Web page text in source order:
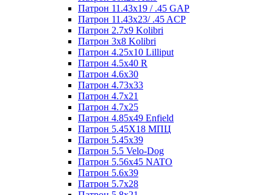
Патрон 11.43x19 / .45 GAP
Патрон 11.43x23/ .45 ACP
Патрон 2.7x9 Kolibri
Патрон 3x8 Kolibri
Патрон 4.25x10 Lilliput
Патрон 4.5x40 R
Патрон 4.6x30
Патрон 4.73x33
Патрон 4.7x21
Патрон 4.7x25
Патрон 4.85x49 Enfield
Патрон 5.45X18 МПЦ
Патрон 5.45х39
Патрон 5.5 Velo-Dog
Патрон 5.56х45 NATO
Патрон 5.6х39
Патрон 5.7x28